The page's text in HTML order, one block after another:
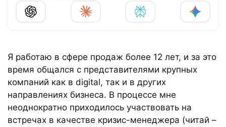
Я работаю в сфере продаж более 12 лет, и за это
время общался с представителями крупных
компаний как в digital, так и в других
направлениях бизнеса. В процессе мне
неоднократно приходилось участвовать на
встречах в качестве кризис-менеджера (читай –